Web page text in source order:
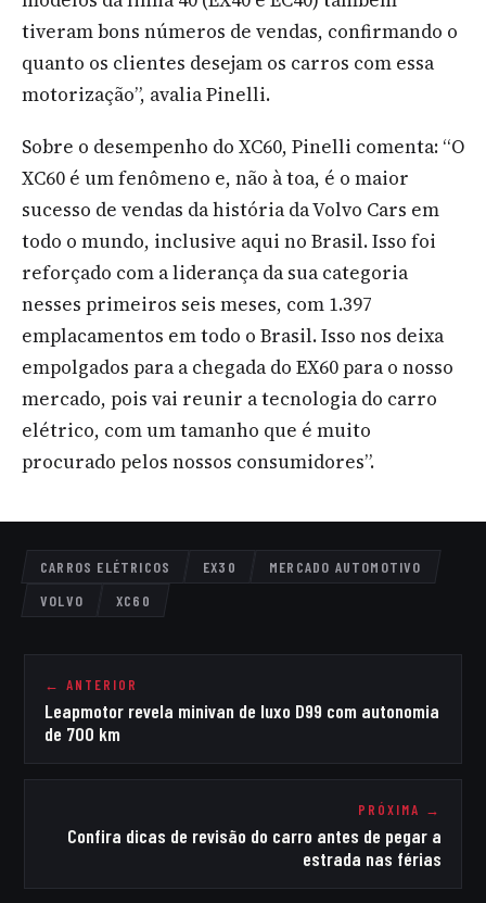
tiveram bons números de vendas, confirmando o
quanto os clientes desejam os carros com essa
motorização”, avalia Pinelli.
Sobre o desempenho do XC60, Pinelli comenta: “O
XC60 é um fenômeno e, não à toa, é o maior
sucesso de vendas da história da Volvo Cars em
todo o mundo, inclusive aqui no Brasil. Isso foi
reforçado com a liderança da sua categoria
nesses primeiros seis meses, com 1.397
emplacamentos em todo o Brasil. Isso nos deixa
empolgados para a chegada do EX60 para o nosso
mercado, pois vai reunir a tecnologia do carro
elétrico, com um tamanho que é muito
procurado pelos nossos consumidores”.
CARROS ELÉTRICOS EX30
MERCADO AUTOMOTIVO
VOLVO
XC60
← ANTERIOR
Leapmotor revela minivan de luxo D99 com autonomia
de 700 km
PRÓXIMA →
Confira dicas de revisão do carro antes de pegar a
estrada nas férias